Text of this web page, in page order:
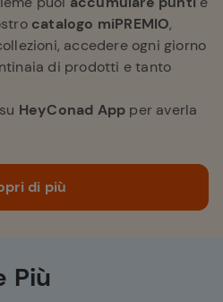
catalogo miPREMIO,
accedere ogni giorno
di prodotti e tanto
HeyConad App per averla
di più
Più